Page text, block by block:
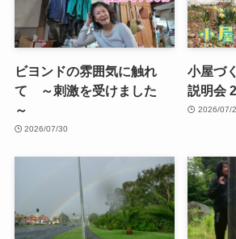
ビヨンドの雰囲気に触れ
て ～刺激を受けました
～
2026/07/30
小屋づ
説明会
2026/07/